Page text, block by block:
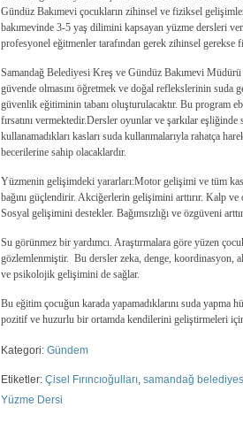
Gündüz Bakımevi çocukların zihinsel ve fiziksel
bakımevinde 3-5 yaş dilimini kapsayan yüzme dersleri
profesyonel eğitmenler tarafından gerek zihinsel
Samandağ Belediyesi Kreş ve Gündüz Bakımevi Müdürü
güvende olmasını öğretmek ve doğal reflekslerinin suda
güvenlik eğitiminin tabanı oluşturulacaktır. Bu program
fırsatını vermektedir.Dersler oyunlar ve şarkılar
kullanamadıkları kasları suda kullanmalarıyla rahatça
becerilerine sahip olacaklardır.
Yüzmenin gelişimdeki yararları:Motor gelişimi ve tüm
bağını güçlendirir. Akciğerlerin gelişimini arttırır. Kalp
Sosyal gelişimini destekler. Bağımsızlığı ve özgüveni
Su görünmez bir yardımcı. Araştırmalara göre yüzen
gözlemlenmiştir. Bu dersler zeka, denge, koordinasyon,
ve psikolojik gelişimini de sağlar.
Bu eğitim çocuğun karada yapamadıklarını suda yapma
pozitif ve huzurlu bir ortamda kendilerini geliştirmeleri
Kategori: Gündem
Etiketler: Çisel Fırıncıoğulları, samandağ
Yüzme Dersi